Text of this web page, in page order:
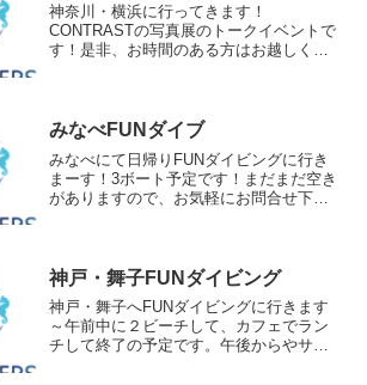
神奈川・横浜に行ってきます！
CONTRASTの写真展のトークイベントで
す！是非、お時間のある方はお越しくだ
2TE...
みなべFUNダイブ
みなべにて日帰りFUNダイビングに行き
まーす！3ボート予定です！まだまだ空き
がありますので、お気軽にお問合せ下さ
神戸・舞子FUNダイビング
神戸・舞子へFUNダイビングに行きます
～午前中に２ビーチして、カフェでラン
チして終了の予定です。午後からやサン